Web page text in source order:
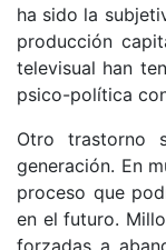
ha sido la
producción
televisual han
psico-política
Otro trastorno
generación. En
proceso que
en el futuro.
forzadas a